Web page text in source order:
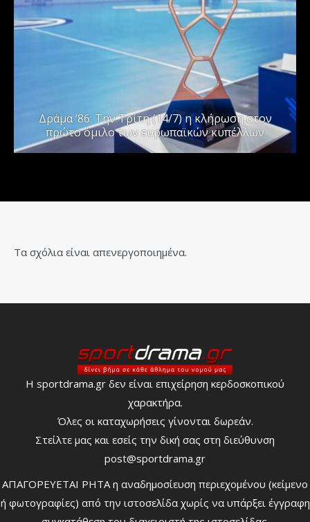
Δράμα ’86: Την Τρίτη (14/7) η κλήρωση στον
πρώτο όμιλο των ευρωπαϊκών κυπέλλων
Τα σχόλια είναι απενεργοποιημένα.
Η sportdrama.gr δεν είναι επιχείρηση κερδοσκοπικού
χαρακτήρα.
Όλες οι καταχωρήσεις γίνονται δωρεάν.
Στείλτε μας και εσείς την δική σας στη διεύθυνση
post@sportdrama.gr
ΑΠΑΓΟΡΕΥΕΤΑΙ ΡΗΤΑ η αναδημοσίευση περιεχομένου (κείμενο
ή φωτογραφίες) από την ιστοσελίδα χωρίς να υπάρξει έγγραφη